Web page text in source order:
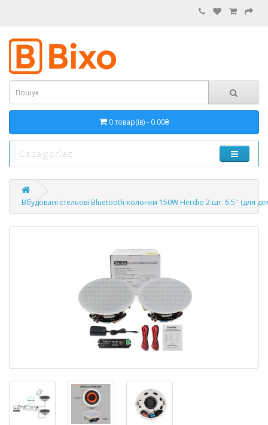
0 товар(ів) - 0.00₴
Categories
Вбудовані стельові Bluetooth-колонки 150W Herdio 2 шт. 6.5'' (для